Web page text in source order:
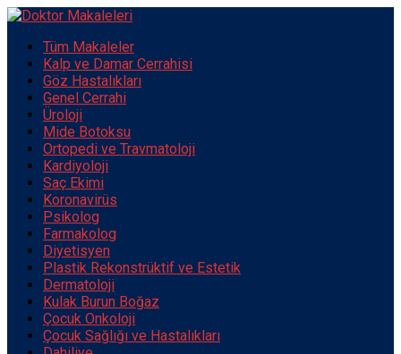
Tüm Makaleler
Kalp ve Damar Cerrahisi
Göz Hastalıkları
Genel Cerrahi
Üroloji
Mide Botoksu
Ortopedi ve Travmatoloji
Kardiyoloji
Saç Ekimi
Koronavirüs
Psikolog
Farmakolog
Diyetisyen
Plastik Rekonstrüktif ve Estetik
Dermatoloji
Kulak Burun Boğaz
Çocuk Onkoloji
Çocuk Sağlığı ve Hastalıkları